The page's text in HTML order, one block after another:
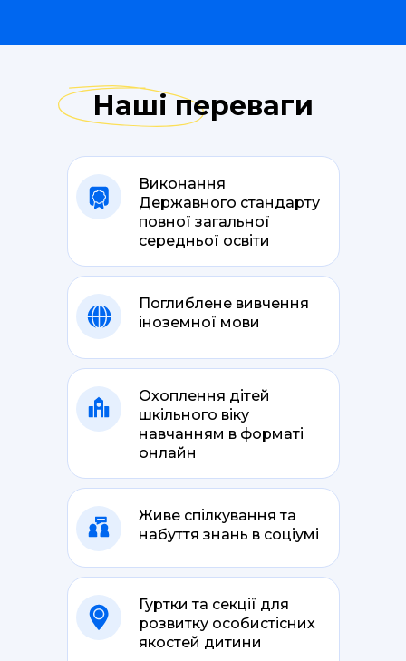
Наші переваги
Виконання
Державного стандарту
повної загальної
середньої освіти
Поглиблене вивчення
іноземної мови
Охоплення дітей
шкільного віку
навчанням в форматі
онлайн
Живе спілкування та
набуття знань в соціумі
Гуртки та секції для
розвитку особистісних
якостей дитини